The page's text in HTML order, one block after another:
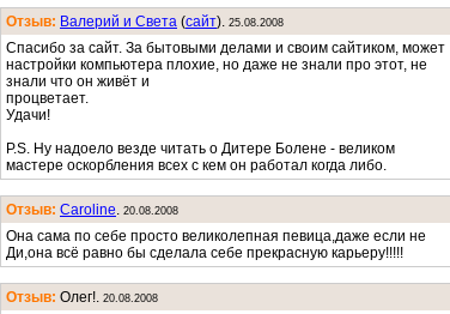
Отзыв: Валерий и Света (cайт). 25.08.2008
Спасибо за сайт. За бытовыми делами и своим сайтиком, может
настройки компьютера плохие, но даже не знали про этот, не
знали что он живёт и
процветает.
Удачи!
P.S. Ну надоело везде читать о Дитере Болене - великом
мастере оскорбления всех с кем он работал когда либо.
Отзыв: Caroline. 20.08.2008
Она сама по себе просто великолепная певица,даже если не
Ди,она всё равно бы сделала себе прекрасную карьеру!!!!!
Отзыв: Олег!. 20.08.2008